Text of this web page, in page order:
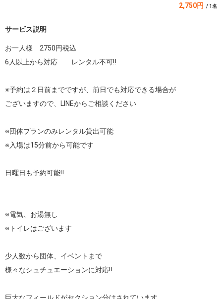
2,750円 / 1名
サービス説明
お一人様　2750円税込
6人以上から対応　　レンタル不可‼️
※予約は２日前までですが、前日でも対応できる場合が
ございますので、LINEからご相談ください
※団体プランのみレンタル貸出可能
※入場は15分前から可能です
日曜日も予約可能‼️
※電気、お湯無し
※トイレはございます
少人数から団体、イベントまで
様々なシュチュエーションに対応‼️